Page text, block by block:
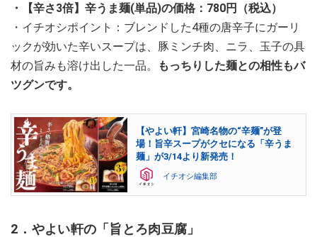
・【辛さ3倍】辛うま麺(単品)の価格：780円（税込）
・イチオシポイント：ブレンドした4種の唐辛子にガーリ
ックが効いた辛いスープは、豚ミンチ肉、ニラ、玉子の具
材の旨みも溶け出した一品。
もっちりした麺との相性もバ
ツグンです。
【やよい軒】宮崎名物の“辛麺”が登
場！旨辛スープがクセになる「辛うま
麺」が3/14より新発売！
イチオシ編集部
2．やよい軒の「旨とろ肉豆腐」